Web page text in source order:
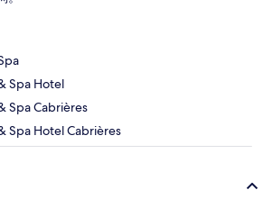
Spa Hotel
Spa Cabrières
Spa Hotel Cabrières